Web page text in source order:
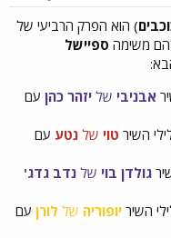
) הוא הפרק הרביעי של
ספיישל
אבניבי של יזהר כהן עם
השיר טוי של נטע עם
גולדן בוי של נדב גדג'
השיר יופוריה של לורן עם